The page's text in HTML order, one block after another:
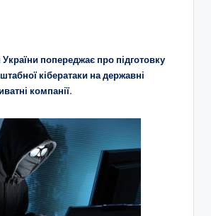
попереджає про підготовку
кібератаки на державні
компанії.